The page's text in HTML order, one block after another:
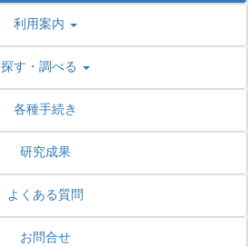
利用案内
探す・調べる
各種手続き
研究成果
よくある質問
お問合せ